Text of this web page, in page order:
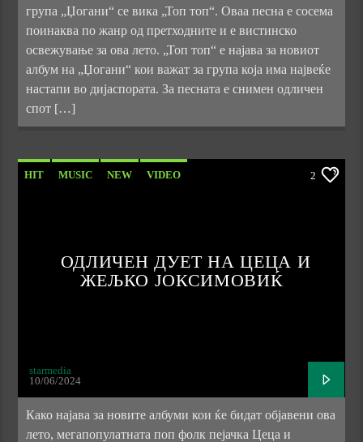
група „Џогани“ се вика „Топ топ“. Оваа песна е сосема
поинаква по жанр од претходните и е вистинско
освежување за ова лето. „Топ топ“ е најава за новиот
албум на „Џогани“ кои важат за група која има највеќе
настапи во дијаспората. За песната е снимен одличен
спот […]
HIT MUSIC NEW VIDEO 2
ОДЛИЧЕН ДУЕТ НА ЦЕЦА И
ЖЕЉКО ЈОКСИМОВИЌ
starmedia
10/06/2024
Како најава за новите албуми кои ќе бидат објавени ова
лето, мегапопулатната поп фолк пејачка Цеца и